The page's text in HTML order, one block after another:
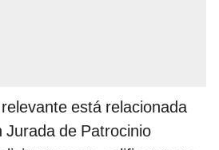
está relacionada
Jurada de Patrocinio